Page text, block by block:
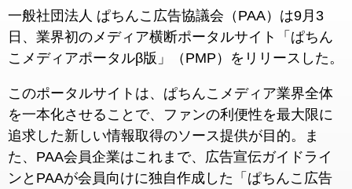
一般社団法人 ぱちんこ広告協議会（PAA）は9月3
日、業界初のメディア横断ポータルサイト「ぱちん
こメディアポータルβ版」（PMP）をリリースした。
このポータルサイトは、ぱちんこメディア業界全体
を一本化させることで、ファンの利便性を最大限に
追求した新しい情報取得のソース提供が目的。ま
た、PAA会員企業はこれまで、広告宣伝ガイドライ
ンとPAAが会員向けに独自作成した「ぱちんこ広告